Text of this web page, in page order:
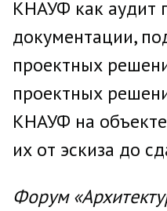
КНАУФ как аудит
документации,
проектных
проектных
КНАУФ на
их от эскиза до
Форум